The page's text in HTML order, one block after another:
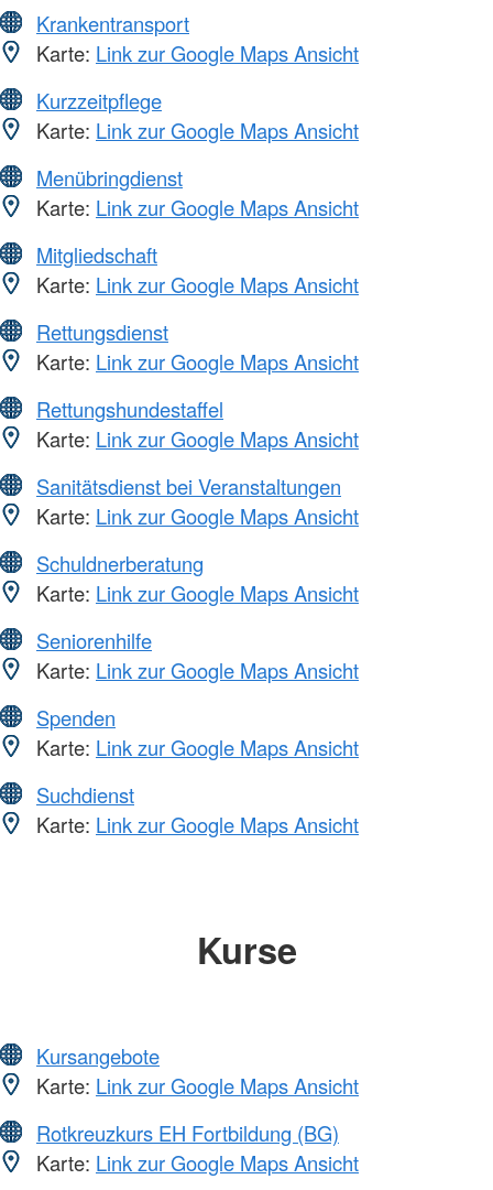
Krankentransport
Karte: Link zur Google Maps Ansicht
Kurzzeitpflege
Karte: Link zur Google Maps Ansicht
Menübringdienst
Karte: Link zur Google Maps Ansicht
Mitgliedschaft
Karte: Link zur Google Maps Ansicht
Rettungsdienst
Karte: Link zur Google Maps Ansicht
Rettungshundestaffel
Karte: Link zur Google Maps Ansicht
Sanitätsdienst bei Veranstaltungen
Karte: Link zur Google Maps Ansicht
Schuldnerberatung
Karte: Link zur Google Maps Ansicht
Seniorenhilfe
Karte: Link zur Google Maps Ansicht
Spenden
Karte: Link zur Google Maps Ansicht
Suchdienst
Karte: Link zur Google Maps Ansicht
Kurse
Kursangebote
Karte: Link zur Google Maps Ansicht
Rotkreuzkurs EH Fortbildung (BG)
Karte: Link zur Google Maps Ansicht